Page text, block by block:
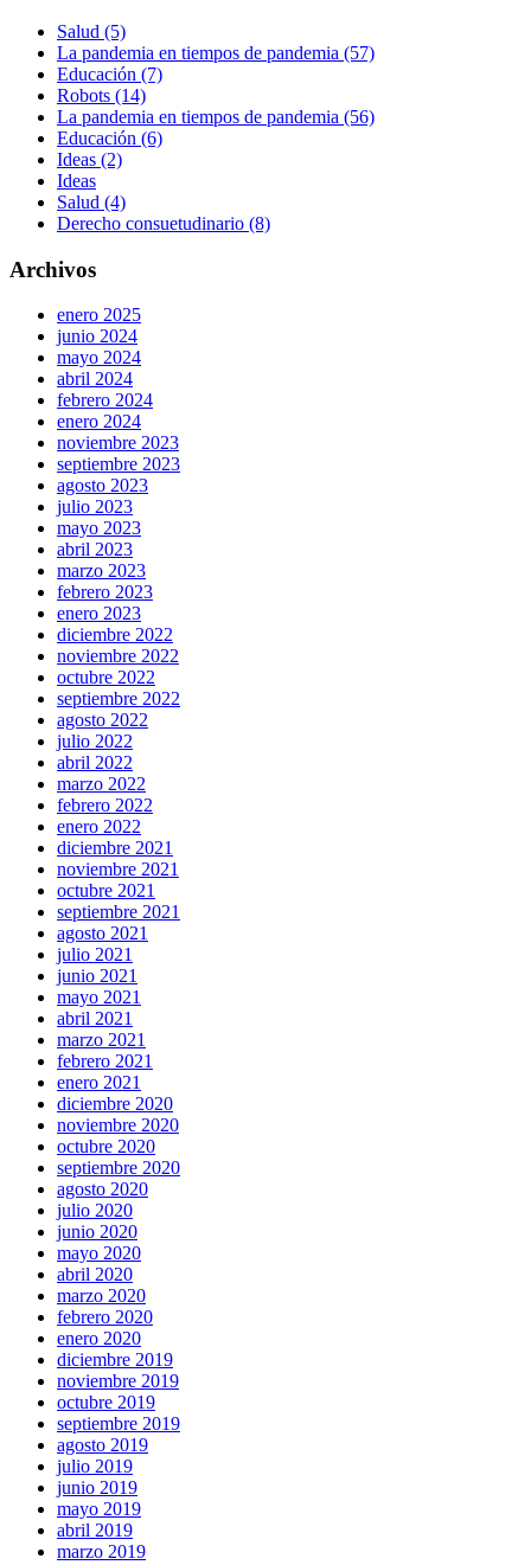
Salud (5)
La pandemia en tiempos de pandemia (57)
Educación (7)
Robots (14)
La pandemia en tiempos de pandemia (56)
Educación (6)
Ideas (2)
Ideas
Salud (4)
Derecho consuetudinario (8)
Archivos
enero 2025
junio 2024
mayo 2024
abril 2024
febrero 2024
enero 2024
noviembre 2023
septiembre 2023
agosto 2023
julio 2023
mayo 2023
abril 2023
marzo 2023
febrero 2023
enero 2023
diciembre 2022
noviembre 2022
octubre 2022
septiembre 2022
agosto 2022
julio 2022
abril 2022
marzo 2022
febrero 2022
enero 2022
diciembre 2021
noviembre 2021
octubre 2021
septiembre 2021
agosto 2021
julio 2021
junio 2021
mayo 2021
abril 2021
marzo 2021
febrero 2021
enero 2021
diciembre 2020
noviembre 2020
octubre 2020
septiembre 2020
agosto 2020
julio 2020
junio 2020
mayo 2020
abril 2020
marzo 2020
febrero 2020
enero 2020
diciembre 2019
noviembre 2019
octubre 2019
septiembre 2019
agosto 2019
julio 2019
junio 2019
mayo 2019
abril 2019
marzo 2019